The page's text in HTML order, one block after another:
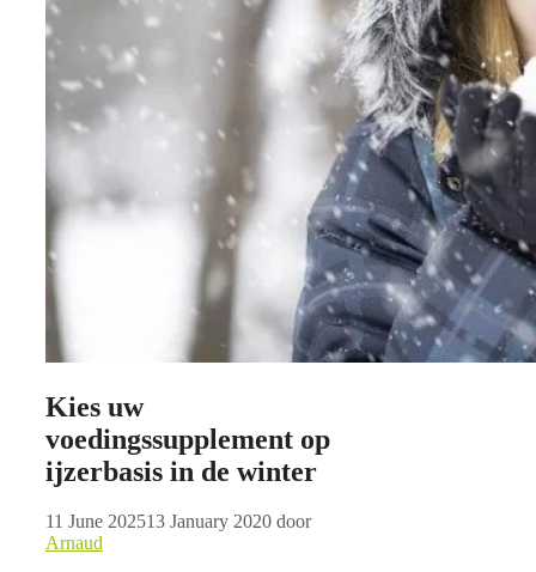
Kies uw
voedingssupplement op
ijzerbasis in de winter
11 June 202513 January 2020 door
Arnaud